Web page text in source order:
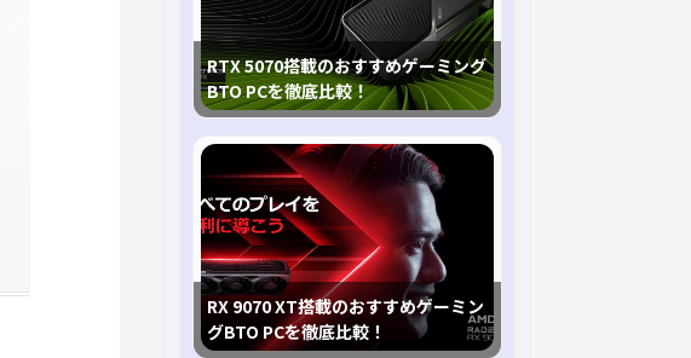
RTX 5070搭載のおすすめゲーミング
BTO PCを徹底比較！
RX 9070 XT搭載のおすすめゲーミン
グBTO PCを徹底比較！